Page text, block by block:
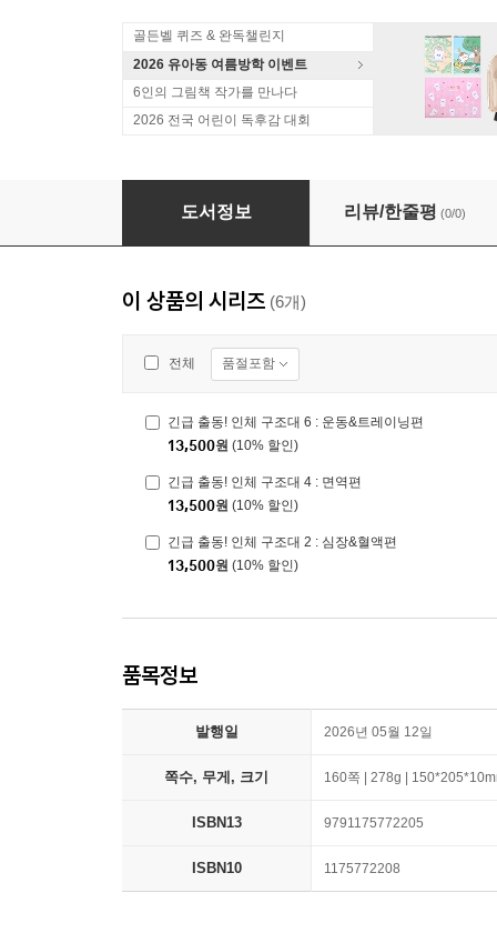
골든벨 퀴즈 & 완독챌린지
2026 유아동 여름방학 이벤트
6인의 그림책 작가를 만나다
2026 전국 어린이 독후감 대회
긴급 출동! 인체 구조대 5 : 기억편
도서정보 리뷰/한줄평 (0/0)
이 상품의 시리즈 (6개)
전체 품절포함
긴급 출동! 인체 구조대 6 : 운동&트레이닝편
13,500원 (10% 할인)
긴급 출동! 인체 구조대 4 : 면역편
13,500원 (10% 할인)
긴급 출동! 인체 구조대 2 : 심장&혈액편
13,500원 (10% 할인)
품목정보
발행일 2026년 05월 12일
쪽수, 무게, 크기 160쪽 | 278g |
ISBN13 9791175772205
ISBN10 1175772208